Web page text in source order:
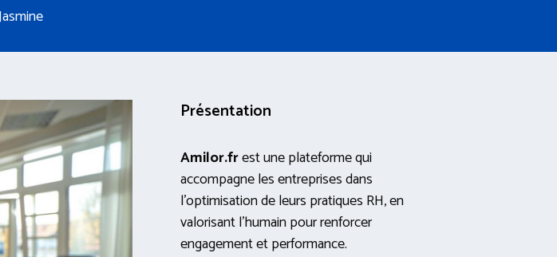
Présentation
Amilor.frest une plateforme qui
accompagne les entreprises dans
l’optimisation de leurs pratiques RH, en
valorisant l’humain pour renforcer
engagement et performance.